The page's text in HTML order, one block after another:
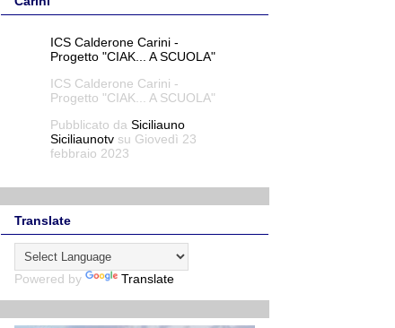
ICS Calderone Carini -
Progetto "CIAK... A SCUOLA"
ICS Calderone Carini -
Progetto "CIAK... A SCUOLA"
Pubblicato da Siciliauno
Siciliaunotv su Giovedì 23
febbraio 2023
Translate
Powered by Translate